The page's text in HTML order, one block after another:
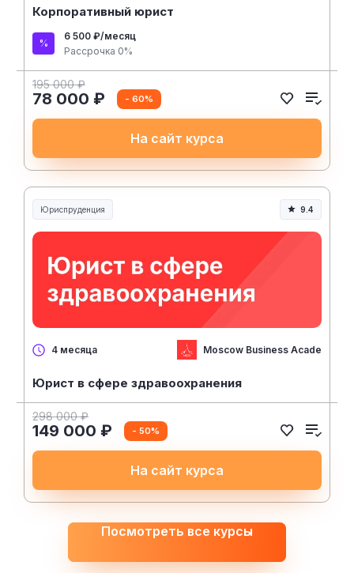
Корпоративный юрист
6 500 ₽/месяц
Рассрочка 0%
195 000 ₽
78 000 ₽ - 60%
На сайт курса
Юриспруденция
Юриспруденция и право
9.4
4 месяца Moscow Business Academy
Юрист в сфере здравоохранения
298 000 ₽
149 000 ₽ - 50%
На сайт курса
Посмотреть все курсы